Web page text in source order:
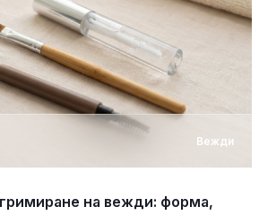
Вежди
на вежди: форма,